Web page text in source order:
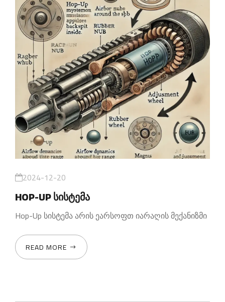
2024-12-20
HOP-UP სისტემა
Hop-Up სისტემა არის ეარსოფთ იარაღის მექანიზმი
READ MORE